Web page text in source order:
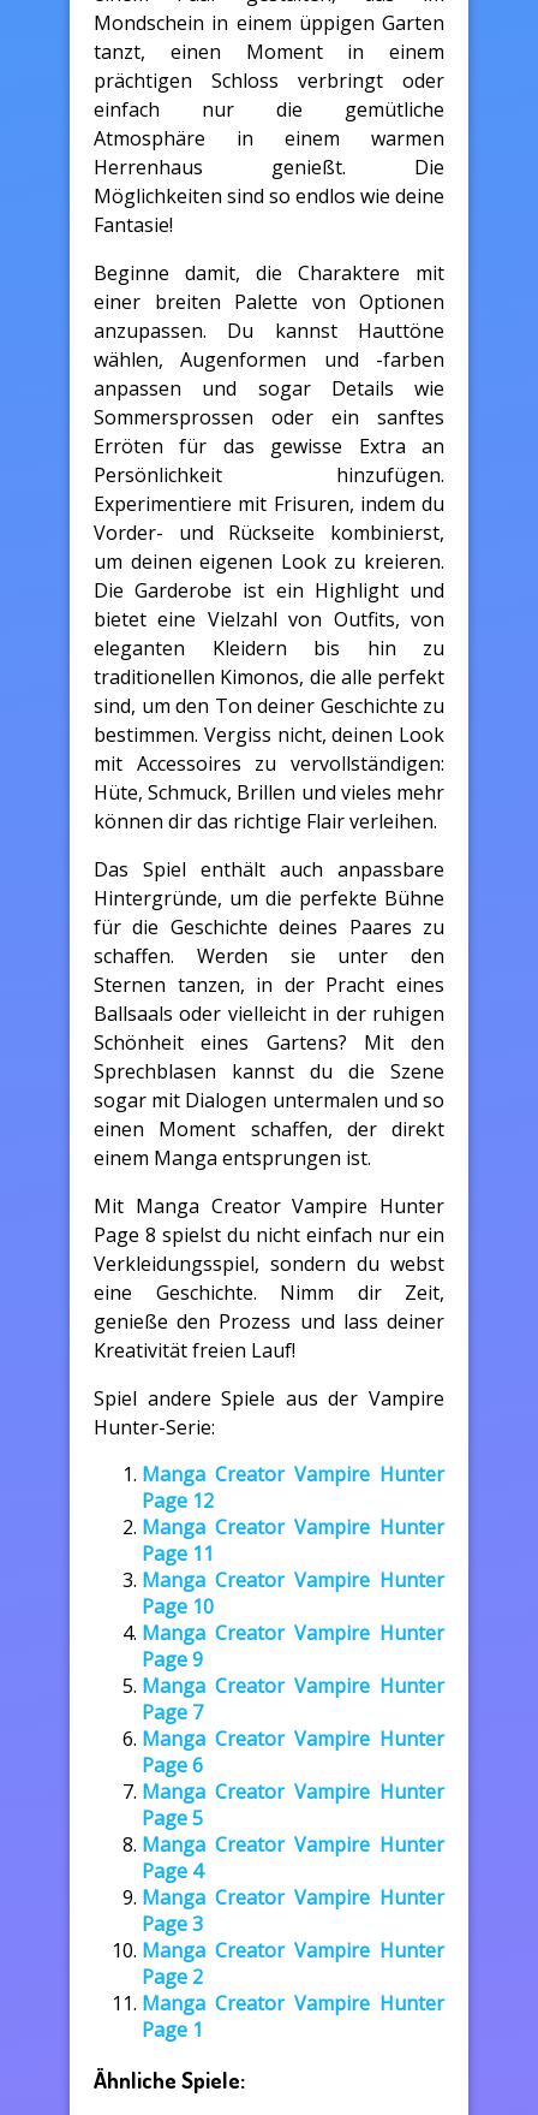
Mondschein in einem üppigen Garten
tanzt, einen Moment in einem
prächtigen Schloss verbringt oder
einfach nur die gemütliche
Atmosphäre in einem warmen
Herrenhaus genießt. Die
Möglichkeiten sind so endlos wie deine
Fantasie!
Beginne damit, die Charaktere mit
einer breiten Palette von Optionen
anzupassen. Du kannst Hauttöne
wählen, Augenformen und -farben
anpassen und sogar Details wie
Sommersprossen oder ein sanftes
Erröten für das gewisse Extra an
Persönlichkeit hinzufügen.
Experimentiere mit Frisuren, indem du
Vorder- und Rückseite kombinierst,
um deinen eigenen Look zu kreieren.
Die Garderobe ist ein Highlight und
bietet eine Vielzahl von Outfits, von
eleganten Kleidern bis hin zu
traditionellen Kimonos, die alle perfekt
sind, um den Ton deiner Geschichte zu
bestimmen. Vergiss nicht, deinen Look
mit Accessoires zu vervollständigen:
Hüte, Schmuck, Brillen und vieles mehr
können dir das richtige Flair verleihen.
Das Spiel enthält auch anpassbare
Hintergründe, um die perfekte Bühne
für die Geschichte deines Paares zu
schaffen. Werden sie unter den
Sternen tanzen, in der Pracht eines
Ballsaals oder vielleicht in der ruhigen
Schönheit eines Gartens? Mit den
Sprechblasen kannst du die Szene
sogar mit Dialogen untermalen und so
einen Moment schaffen, der direkt
einem Manga entsprungen ist.
Mit Manga Creator Vampire Hunter
Page 8 spielst du nicht einfach nur ein
Verkleidungsspiel, sondern du webst
eine Geschichte. Nimm dir Zeit,
genieße den Prozess und lass deiner
Kreativität freien Lauf!
Spiel andere Spiele aus der Vampire
Hunter-Serie:
Manga Creator Vampire Hunter
Page 12
Manga Creator Vampire Hunter
Page 11
Manga Creator Vampire Hunter
Page 10
Manga Creator Vampire Hunter
Page 9
Manga Creator Vampire Hunter
Page 7
Manga Creator Vampire Hunter
Page 6
Manga Creator Vampire Hunter
Page 5
Manga Creator Vampire Hunter
Page 4
Manga Creator Vampire Hunter
Page 3
Manga Creator Vampire Hunter
Page 2
Manga Creator Vampire Hunter
Page 1
Ähnliche Spiele: